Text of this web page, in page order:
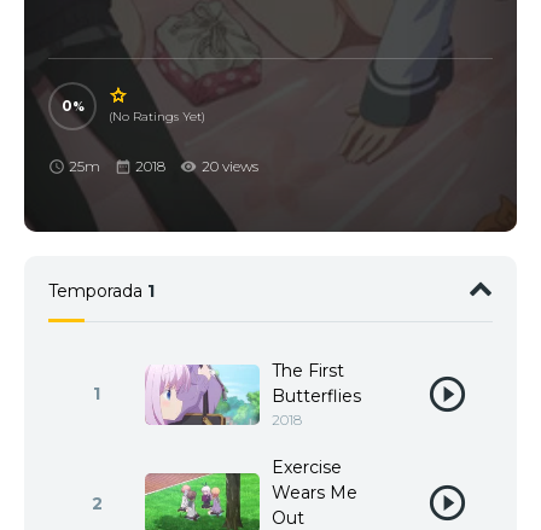
0
(No Ratings Yet)
25m 2018 20 views
Temporada 1
1
The First
Butterflies
2018
2
Exercise
Wears Me
Out